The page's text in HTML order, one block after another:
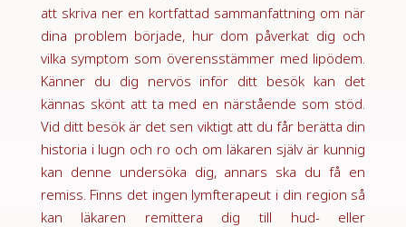
att skriva ner en kortfattad sammanfattning om när
dina problem började, hur dom påverkat dig och
vilka symptom som överensstämmer med lipödem.
Känner du dig nervös inför ditt besök kan det
kännas skönt att ta med en närstående som stöd.
Vid ditt besök är det sen viktigt att du får berätta din
historia i lugn och ro och om läkaren själv är kunnig
kan denne undersöka dig, annars ska du få en
remiss. Finns det ingen lymfterapeut i din region så
kan läkaren remittera dig till hud- eller